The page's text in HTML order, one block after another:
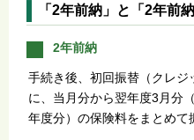
「2年前納」と「2年前
2年前納
手続き後、初回振替（クレ
に、当月分から翌年度3月分
年度分）の保険料をまとめて